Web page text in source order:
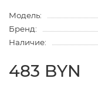
Модель:
Бренд:
Наличие:
483 BYN